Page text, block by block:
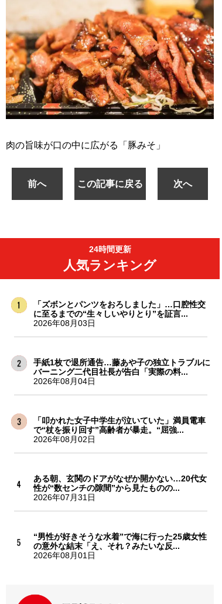
肉の旨味が口の中に広がる「豚みそ」
前へ この記事に戻る 次へ
24時間更新
人気ランキング
「ズボンとパンツをおろしました」…口腔性交
に至るまでの“生々しいやりとり”を証言...
2026年08月03日
手紙1枚で退所通告…藤あや子の独立トラブルに
バーニング二代目社長が告白「実際の料...
2026年08月04日
「叩かれた女子中学生が泣いていた」満員電車
で“杖を振り回す”高齢者が暴走。“屈強...
2026年08月02日
ある朝、玄関のドアがなぜか開かない…20代女
性が“数センチの隙間”から見たものの...
2026年07月31日
“男性が好きそうな水着”で海に行った25歳女性
の意外な結末「え、それ？みたいな反...
2026年08月01日